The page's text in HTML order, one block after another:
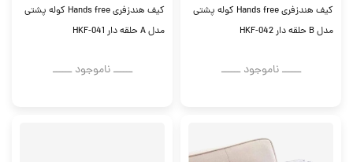
کیف هندزفری Hands free کوله پشتی
مدل B حلقه دار HKF-042
ــــــ ناموجود ــــــ
کیف هندزفری Hands free کوله پشتی
مدل A حلقه دار HKF-041
ــــــ ناموجود ــــــ